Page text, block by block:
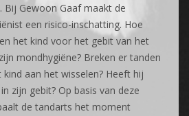
Bij Gewoon Gaaf maakt de
een risico-inschatting. Hoe
het kind voor het gebit van het
mondhygiëne? Breken er tanden
aan het wisselen? Heeft hij
zijn gebit? Op basis van deze
de tandarts het moment